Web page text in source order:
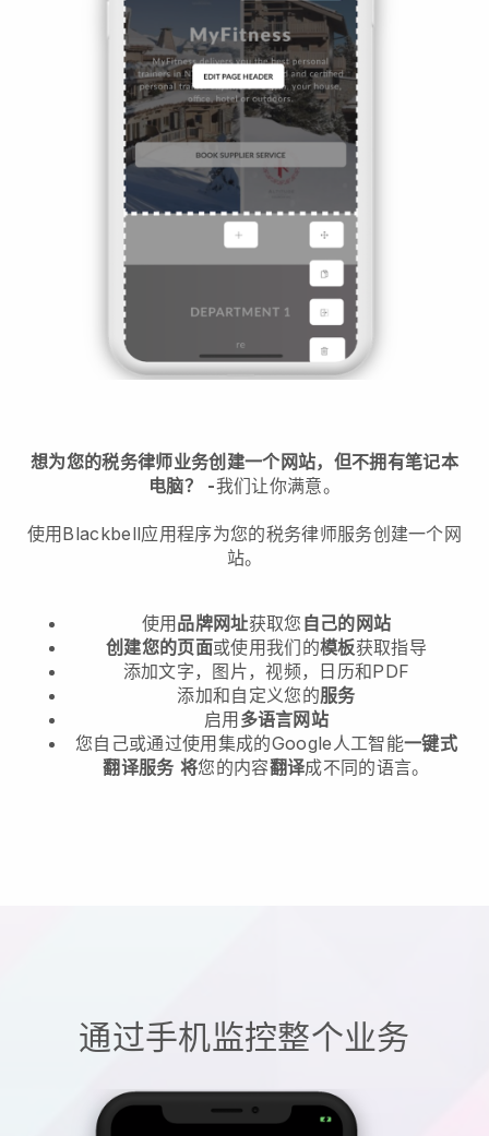
想为您的税务律师业务创建一个网站，但不拥有笔记本
电脑？
-我们让你满意。
使用Blackbell应用程序为您的税务律师服务创建一个网
站。
使用品牌网址获取您 自己的网站
创建您的页面或使用我们的模板获取指导
添加文字，图片，视频，日历和PDF
添加和自定义您的服务
启用多语言网站
您自己或通过使用集成的Google人工智能一键式
翻译服务 将您的内容翻译成不同的语言。
通过手机监控整个业务